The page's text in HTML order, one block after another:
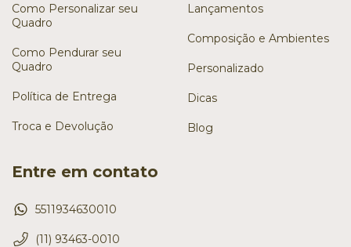
Como Personalizar seu
Quadro
Como Pendurar seu
Quadro
Política de Entrega
Troca e Devolução
Lançamentos
Composição e Ambientes
Personalizado
Dicas
Blog
Entre em contato
5511934630010
(11) 93463-0010